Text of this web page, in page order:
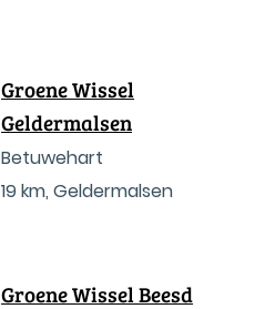
Groene Wissel
Geldermalsen
Betuwehart
19 km, Geldermalsen
Groene Wissel Beesd